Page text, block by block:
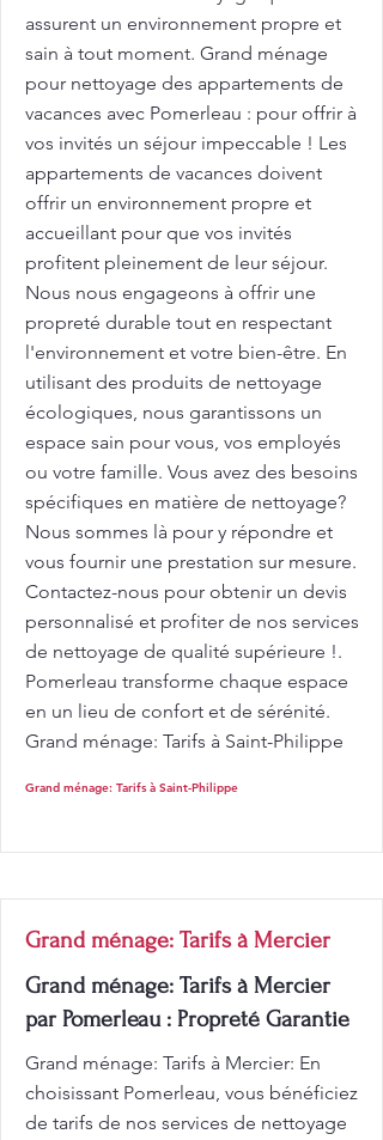
assurent un environnement propre et
sain à tout moment. Grand ménage
pour nettoyage des appartements de
vacances avec Pomerleau : pour offrir à
vos invités un séjour impeccable ! Les
appartements de vacances doivent
offrir un environnement propre et
accueillant pour que vos invités
profitent pleinement de leur séjour.
Nous nous engageons à offrir une
propreté durable tout en respectant
l'environnement et votre bien-être. En
utilisant des produits de nettoyage
écologiques, nous garantissons un
espace sain pour vous, vos employés
ou votre famille. Vous avez des besoins
spécifiques en matière de nettoyage?
Nous sommes là pour y répondre et
vous fournir une prestation sur mesure.
Contactez-nous pour obtenir un devis
personnalisé et profiter de nos services
de nettoyage de qualité supérieure !.
Pomerleau transforme chaque espace
en un lieu de confort et de sérénité.
Grand ménage: Tarifs à Saint-Philippe
Grand ménage: Tarifs à Saint-Philippe
Grand ménage: Tarifs à Mercier
Grand ménage: Tarifs à Mercier
par Pomerleau : Propreté Garantie
Grand ménage: Tarifs à Mercier: En
choisissant Pomerleau, vous bénéficiez
de tarifs de nos services de nettoyage